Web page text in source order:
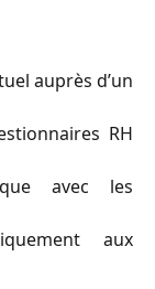
auprès d’un
RH
avec les
aux